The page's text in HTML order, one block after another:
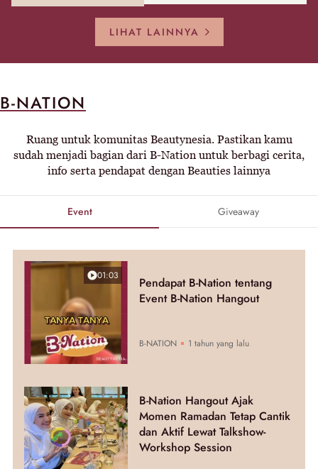
LIHAT LAINNYA
B-NATION
Ruang untuk komunitas Beautynesia. Pastikan kamu
sudah menjadi bagian dari B-Nation untuk berbagi cerita,
info serta pendapat dengan Beauties lainnya
Event Giveaway
01:03
Pendapat B-Nation tentang
Event B-Nation Hangout
B-NATION 1 tahun yang lalu
B-Nation Hangout Ajak
Momen Ramadan Tetap Cantik
dan Aktif Lewat Talkshow-
Workshop Session